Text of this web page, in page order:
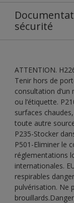
sécurité
ATTENTION.
Tenir hors de
consultation
ou l’étiquette.
surfaces
toute autre
P235-Stocker
P501-Eliminer le
réglementations
internationales.
respirables
pulvérisation. Ne